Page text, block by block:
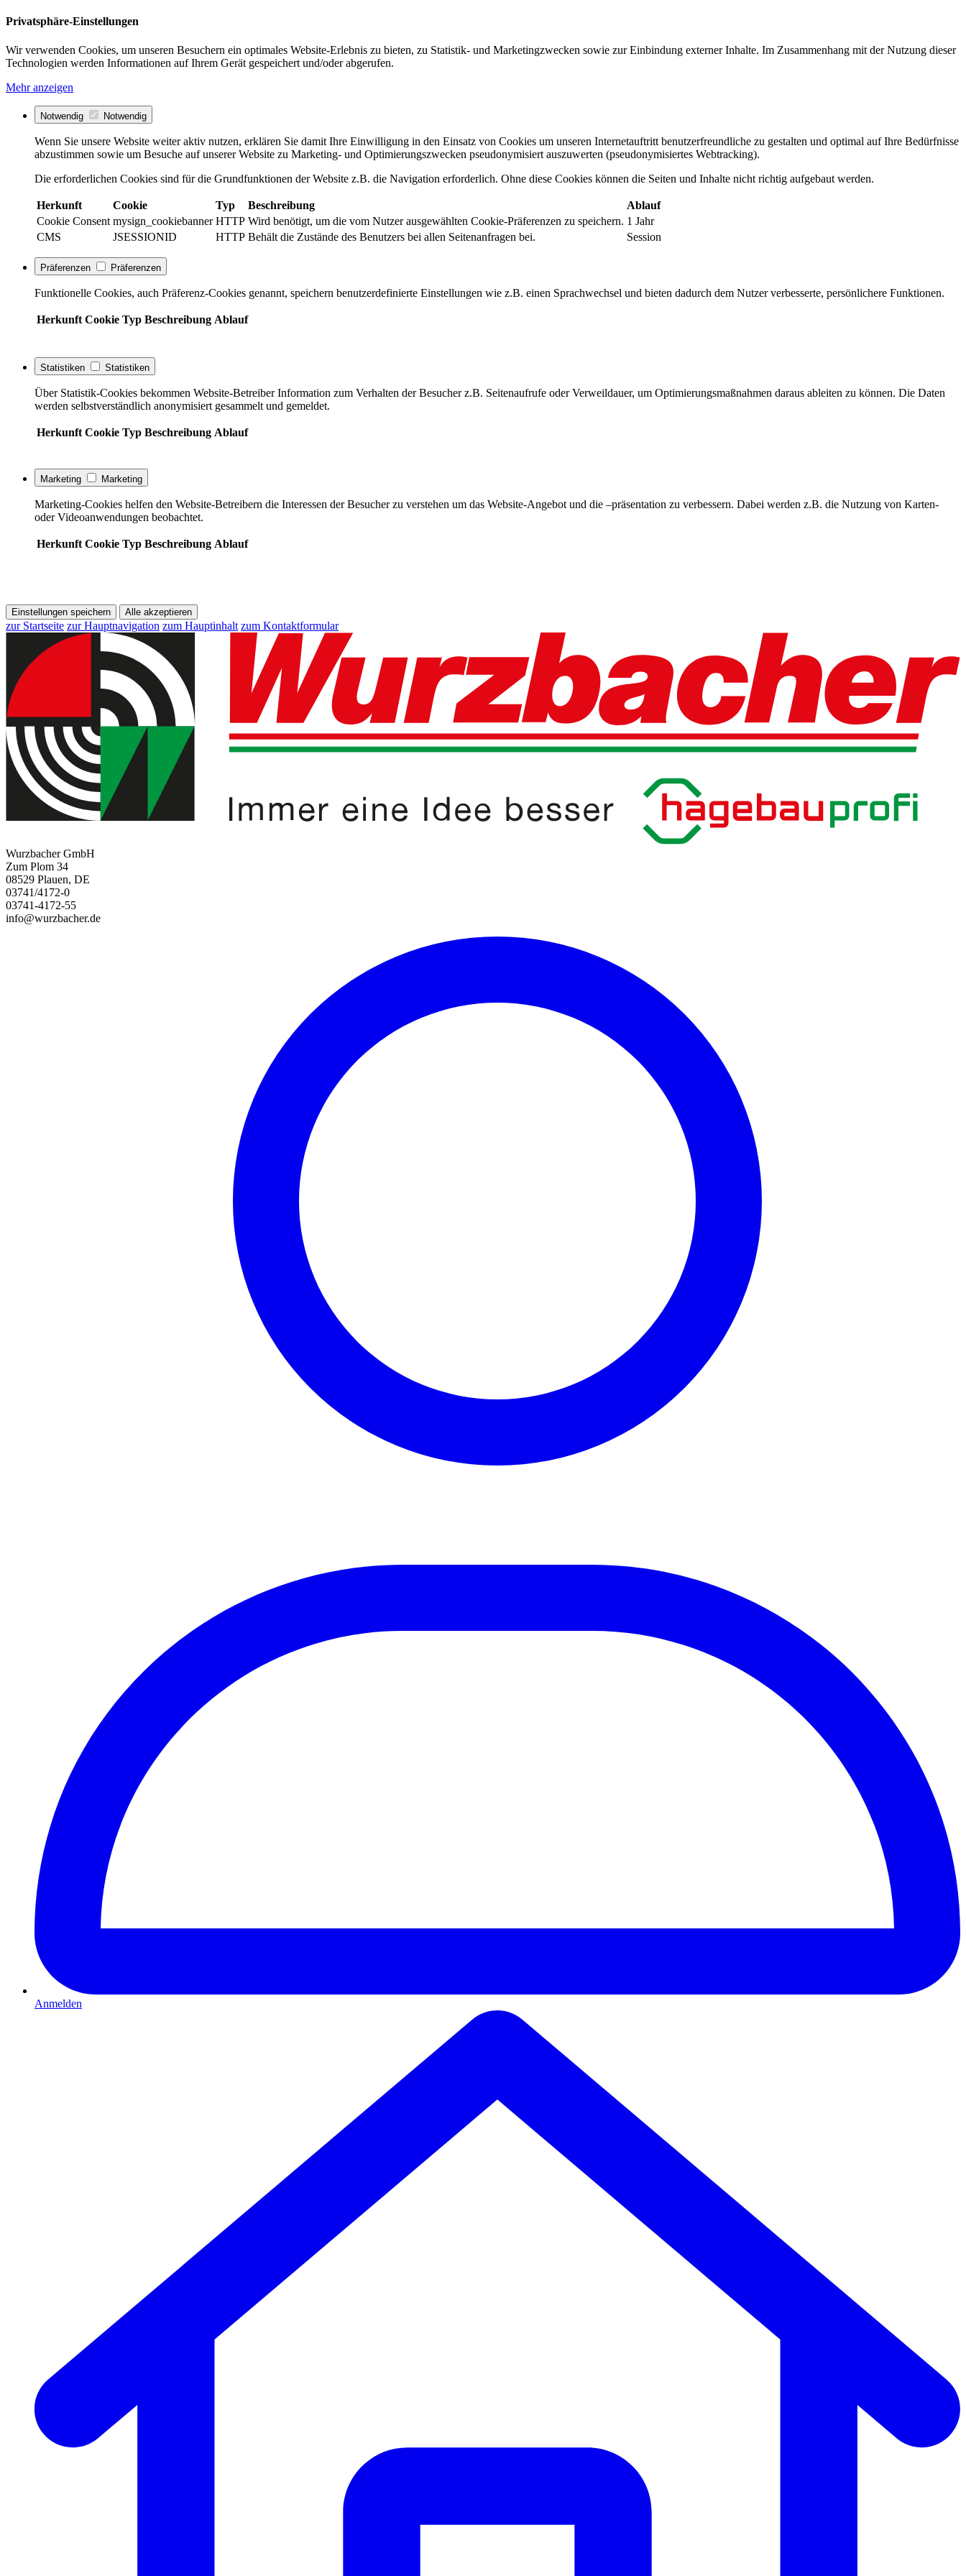
Privatsphäre-Einstellungen
Wir verwenden Cookies, um unseren Besuchern ein optimales Website-Erlebnis zu bieten, zu Statistik- und Marketingzwecken sowie zur Einbindung externer Inhalte. Im Zusammenhang mit der Nutzung dieser
Technologien werden Informationen auf Ihrem Gerät gespeichert und/oder abgerufen.
Mehr anzeigen
Notwendig Notwendig
Wenn Sie unsere Website weiter aktiv nutzen, erklären Sie damit Ihre Einwilligung in den Einsatz von Cookies um unseren Internetauftritt benutzerfreundliche zu gestalten und optimal auf Ihre Bedürfnisse
abzustimmen sowie um Besuche auf unserer Website zu Marketing- und Optimierungszwecken pseudonymisiert auszuwerten (pseudonymisiertes Webtracking).
Die erforderlichen Cookies sind für die Grundfunktionen der Website z.B. die Navigation erforderlich. Ohne diese Cookies können die Seiten und Inhalte nicht richtig aufgebaut werden.
Herkunft Cookie Typ Beschreibung
Ablauf
Cookie Consent mysign_cookiebanner HTTP Wird benötigt, um die vom Nutzer ausgewählten Cookie-Präferenzen zu speichern. 1 Jahr
CMS
JSESSIONID HTTP Behält die Zustände des Benutzers bei allen Seitenanfragen bei. Session
Präferenzen Präferenzen
Funktionelle Cookies, auch Präferenz-Cookies genannt, speichern benutzerdefinierte Einstellungen wie z.B. einen Sprachwechsel und bieten dadurch dem Nutzer verbesserte, persönlichere Funktionen.
Herkunft Cookie Typ Beschreibung Ablauf
Statistiken Statistiken
Über Statistik-Cookies bekommen Website-Betreiber Information zum Verhalten der Besucher z.B. Seitenaufrufe oder Verweildauer, um Optimierungsmaßnahmen daraus ableiten zu können. Die Daten
werden selbstverständlich anonymisiert gesammelt und gemeldet.
Herkunft Cookie Typ Beschreibung Ablauf
Marketing Marketing
Marketing-Cookies helfen den Website-Betreibern die Interessen der Besucher zu verstehen um das Website-Angebot und die –präsentation zu verbessern. Dabei werden z.B. die Nutzung von Karten-
oder Videoanwendungen beobachtet.
Herkunft Cookie Typ Beschreibung Ablauf
Einstellungen speichern Alle akzeptieren
zur Startseite zur Hauptnavigation zum Hauptinhalt zum Kontaktformular
Wurzbacher GmbH
Zum Plom 34
08529 Plauen, DE
03741/4172-0
03741-4172-55
info@wurzbacher.de
Anmelden